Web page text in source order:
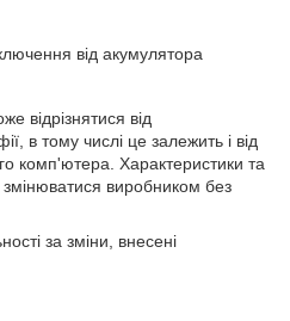
від акумулятора
відрізнятися від
в тому числі це залежить і від
комп'ютера. Характеристики та
виробником без
за зміни, внесені